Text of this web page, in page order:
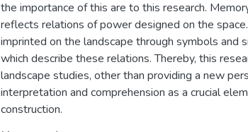
the importance of this are to this research.
reflects relations of power designed on the
imprinted on the landscape through symbols and
which describe these relations. Thereby, this
landscape studies, other than providing a new
interpretation and comprehension as a crucial
construction.